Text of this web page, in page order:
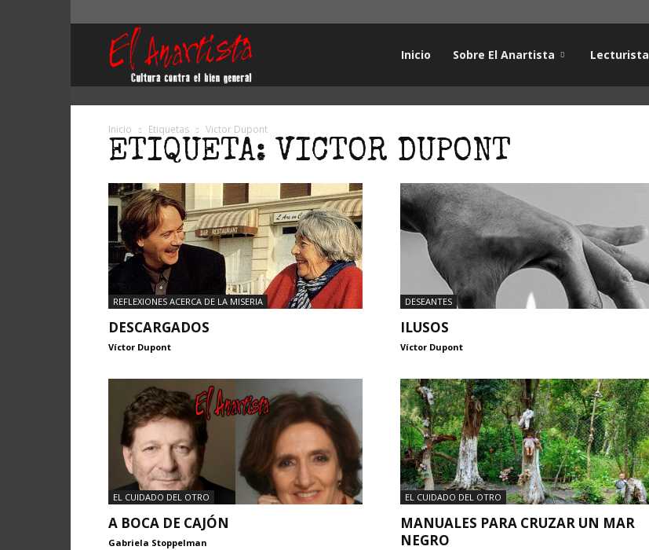
Inicio Sobre El Anartista Lecturista
Inicio Etiquetas Victor Dupont
ETIQUETA: VICTOR DUPONT
REFLEXIONES ACERCA DE LA MISERIA
DESCARGADOS
Víctor Dupont
DESEANTES
ILUSOS
Víctor Dupont
EL CUIDADO DEL OTRO
A BOCA DE CAJÓN
Gabriela Stoppelman
EL CUIDADO DEL OTRO
MANUALES PARA CRUZAR UN MAR
NEGRO